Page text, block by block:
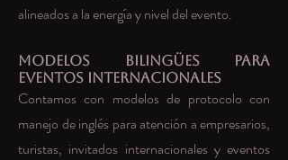
alineados a la energía y nivel del evento.
Modelos Bilingües para
Eventos Internacionales
Contamos con modelos de protocolo con
manejo de inglés para atención a empresarios,
turistas, invitados internacionales y eventos